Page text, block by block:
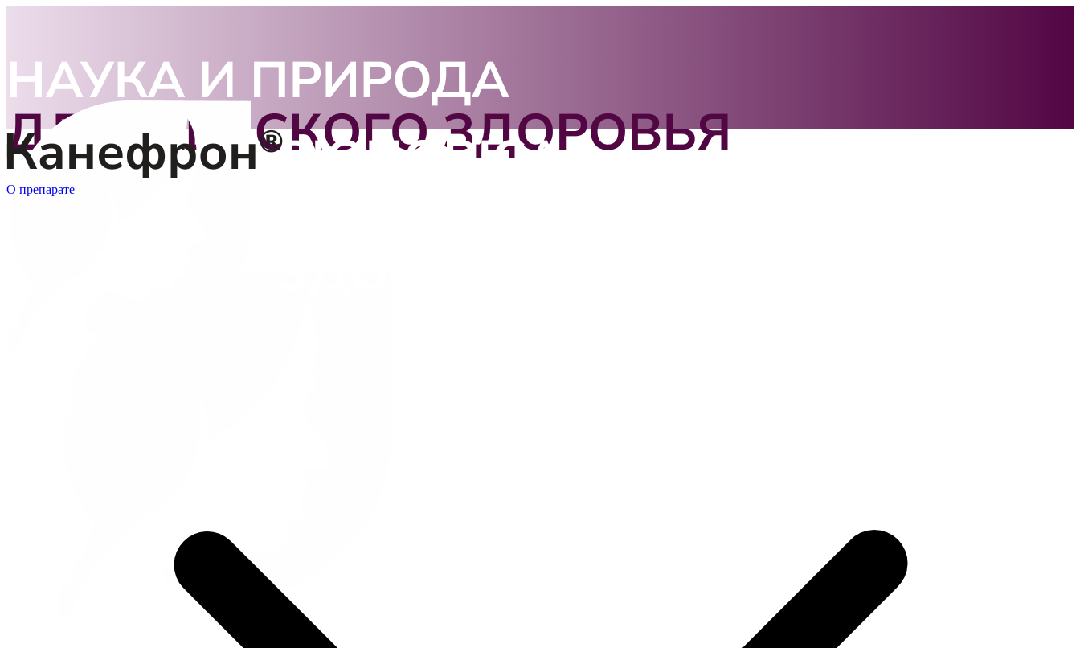
О препарате